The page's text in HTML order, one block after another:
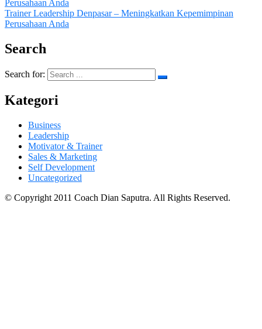
Perusahaan Anda
Trainer Leadership Denpasar – Meningkatkan Kepemimpinan
Perusahaan Anda
Search
Search for:
Kategori
Business
Leadership
Motivator & Trainer
Sales & Marketing
Self Development
Uncategorized
© Copyright 2011 Coach Dian Saputra. All Rights Reserved.